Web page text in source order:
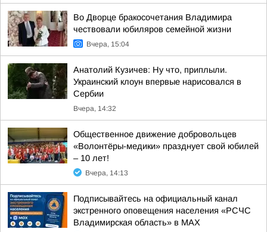
Во Дворце бракосочетания Владимира
чествовали юбиляров семейной жизни
Вчера, 15:04
Анатолий Кузичев: Ну что, приплыли.
Украинский клоун впервые нарисовался в
Сербии
Вчера, 14:32
Общественное движение добровольцев
«Волонтёры-медики» празднует свой юбилей
– 10 лет!
Вчера, 14:13
Подписывайтесь на официальный канал
экстренного оповещения населения «РСЧС
Владимирская область» в МАХ